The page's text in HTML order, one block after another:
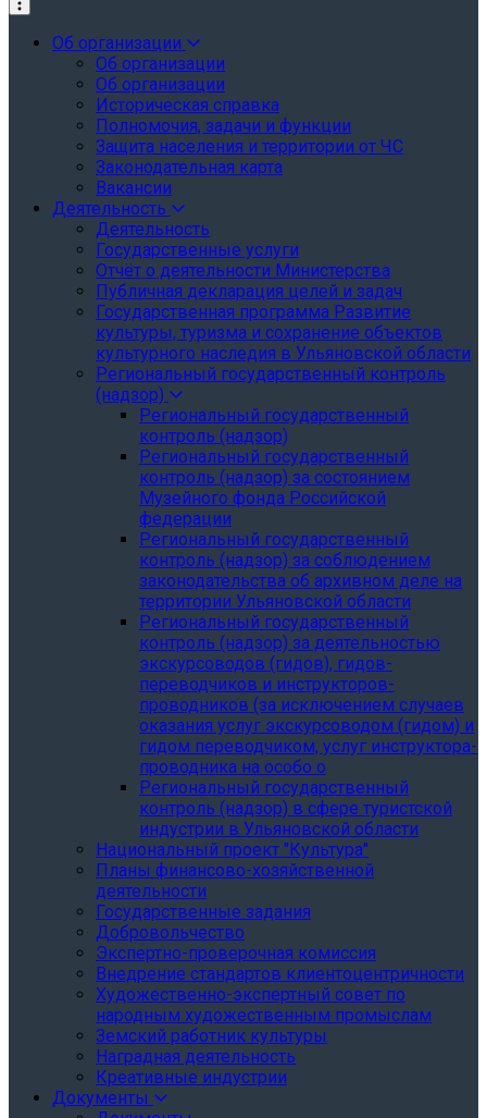
Об организации
Об организации
Об организации
Историческая справка
Полномочия, задачи и функции
Защита населения и территории от ЧС
Законодательная карта
Вакансии
Деятельность
Деятельность
Государственные услуги
Отчёт о деятельности Министерства
Публичная декларация целей и задач
Государственная программа Развитие
культуры, туризма и сохранение объектов
культурного наследия в Ульяновской области
Региональный государственный контроль
(надзор)
Региональный государственный
контроль (надзор)
Региональный государственный
контроль (надзор) за состоянием
Музейного фонда Российской
федерации
Региональный государственный
контроль (надзор) за соблюдением
законодательства об архивном деле на
территории Ульяновской области
Региональный государственный
контроль (надзор) за деятельностью
экскурсоводов (гидов), гидов-
переводчиков и инструкторов-
проводников (за исключением случаев
оказания услуг экскурсоводом (гидом) и
гидом переводчиком, услуг инструктора-
проводника на особо о
Региональный государственный
контроль (надзор) в сфере туристской
индустрии в Ульяновской области
Национальный проект "Культура"
Планы финансово-хозяйственной
деятельности
Государственные задания
Добровольчество
Экспертно-проверочная комиссия
Внедрение стандартов клиентоцентричности
Художественно-экспертный совет по
народным художественным промыслам
Земский работник культуры
Наградная деятельность
Креативные индустрии
Документы